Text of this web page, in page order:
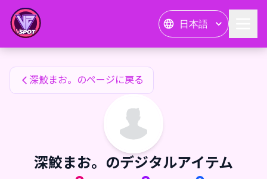
日本語
深鮫まお。のファンアイテム
深鮫まお。のページに戻る
深鮫まお。のデジタルアイテム
深鮫まお。のファンアイテム — 24karat